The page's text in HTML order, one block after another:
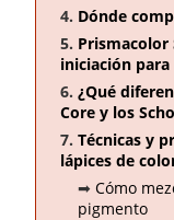
Dónde
Prismacolor
iniciación
¿Qué
Core y los
Técnicas y
lápices de
Cómo
pigmento